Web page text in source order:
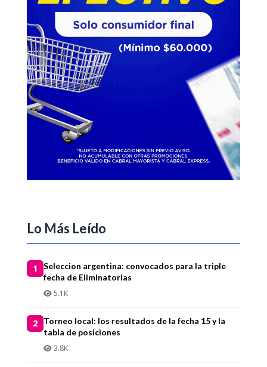
Lo Más Leído
1
Seleccion argentina: convocados para la triple
fecha de Eliminatorias
5.1K
2
Torneo local: los resultados de la fecha 15 y la
tabla de posiciones
3.8K